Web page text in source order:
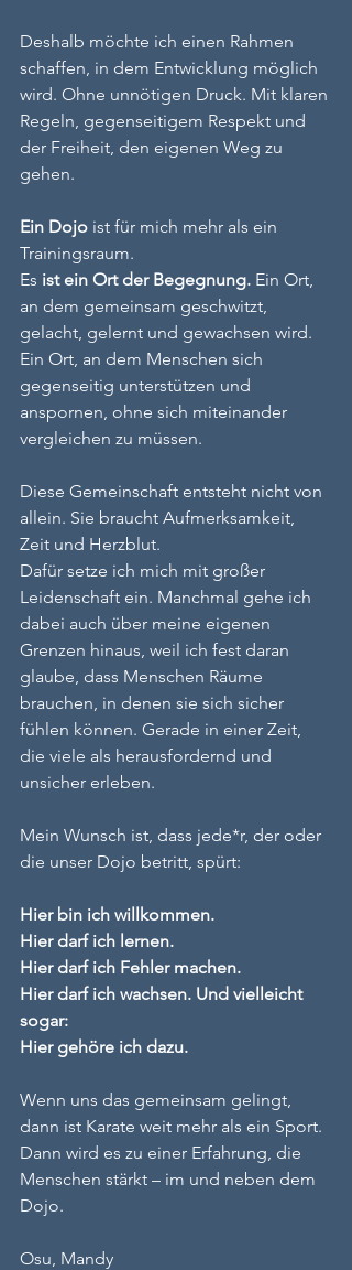
Deshalb möchte ich einen Rahmen
schaffen, in dem Entwicklung möglich
wird. Ohne unnötigen Druck. Mit klaren
Regeln, gegenseitigem Respekt und
der Freiheit, den eigenen Weg zu
gehen.
Ein Dojo ist für mich mehr als ein
Trainingsraum.
Es ist ein Ort der Begegnung. Ein Ort,
an dem gemeinsam geschwitzt,
gelacht, gelernt und gewachsen wird.
Ein Ort, an dem Menschen sich
gegenseitig unterstützen und
anspornen, ohne sich miteinander
vergleichen zu müssen.
Diese Gemeinschaft entsteht nicht von
allein. Sie braucht Aufmerksamkeit,
Zeit und Herzblut.
Dafür setze ich mich mit großer
Leidenschaft ein. Manchmal gehe ich
dabei auch über meine eigenen
Grenzen hinaus, weil ich fest daran
glaube, dass Menschen Räume
brauchen, in denen sie sich sicher
fühlen können. Gerade in einer Zeit,
die viele als herausfordernd und
unsicher erleben.
Mein Wunsch ist, dass jede*r, der oder
die unser Dojo betritt, spürt:
Hier bin ich willkommen.
Hier darf ich lernen.
Hier darf ich Fehler machen.
Hier darf ich wachsen. Und vielleicht
sogar:
Hier gehöre ich dazu.
Wenn uns das gemeinsam gelingt,
dann ist Karate weit mehr als ein Sport.
Dann wird es zu einer Erfahrung, die
Menschen stärkt – im und neben dem
Dojo.
Osu, Mandy